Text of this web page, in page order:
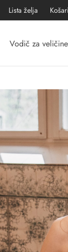
Lista želja
Vodič za veličine